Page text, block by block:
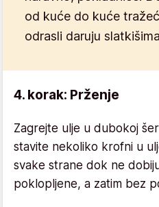
od kuće do kuće
odrasli daruju
4. korak: Prženje
Zagrejte ulje u dubokoj
stavite nekoliko krofni u
svake strane dok ne
poklopljene, a zatim bez